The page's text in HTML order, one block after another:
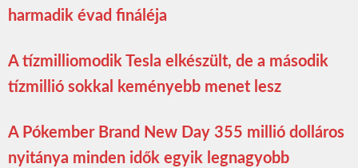
harmadik évad fináléja
A tízmilliomodik Tesla elkészült, de a második
tízmillió sokkal keményebb menet lesz
A Pókember Brand New Day 355 millió dolláros
nyitánya minden idők egyik legnagyobb